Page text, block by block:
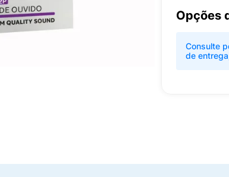
Opções
Consulte
de